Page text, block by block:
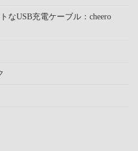
なUSB充電ケーブル：cheero